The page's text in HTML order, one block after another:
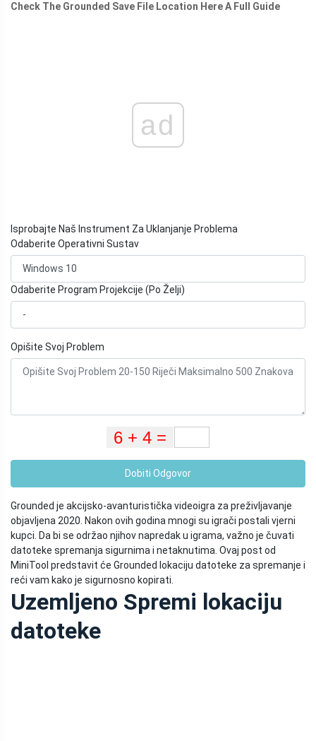
Check The Grounded Save File Location Here A Full Guide
ad
Isprobajte Naš Instrument Za Uklanjanje Problema
Odaberite Operativni Sustav
Odaberite Program Projekcije (Po Želji)
Opišite Svoj Problem
Dobiti Odgovor
Grounded je akcijsko-avanturistička videoigra za preživljavanje
objavljena 2020. Nakon ovih godina mnogi su igrači postali vjerni
kupci. Da bi se održao njihov napredak u igrama, važno je čuvati
datoteke spremanja sigurnima i netaknutima. Ovaj post od
MiniTool predstavit će Grounded lokaciju datoteke za spremanje i
reći vam kako je sigurnosno kopirati.
Uzemljeno Spremi lokaciju
datoteke